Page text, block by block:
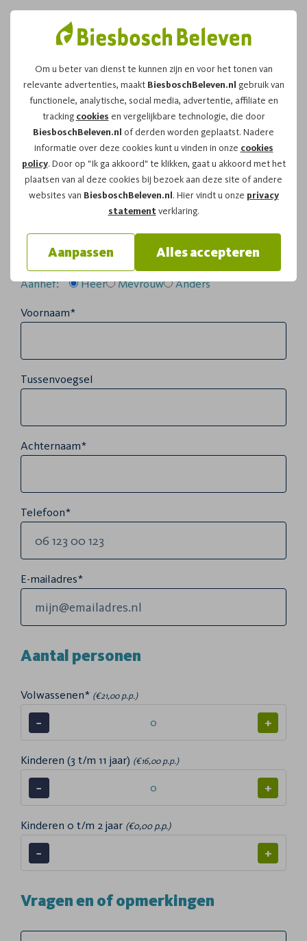
Om u beter van dienst te kunnen zijn en voor het tonen van
relevante advertenties, maakt BiesboschBeleven.nl gebruik van
functionele, analytische, social media, advertentie, affiliate en
tracking cookies en vergelijkbare technologie, die door
BiesboschBeleven.nl of derden worden geplaatst. Nadere
informatie over deze cookies kunt u vinden in onze cookies
policy. Door op "Ik ga akkoord" te klikken, gaat u akkoord met het
plaatsen van al deze cookies bij bezoek aan deze site of andere
websites van BiesboschBeleven.nl. Hier vindt u onze privacy
statementverklaring.
Aanpassen Alles accepteren
Leuk dat u kiest voor dit
arrangement!
Om te reserveren voor de Zwerftochtvaartocht op
zaterdag 18-07-2026om 14:45vragen wij u
onderstaand formulier in te vullen.
Uw gegevens:
Aanhef: Heer Mevrouw Anders
Voornaam*
Tussenvoegsel
Achternaam*
Telefoon*
E-mailadres*
Aantal personen
Volwassenen* (€21,00 p.p.)
− +
Kinderen (3 t/m 11 jaar) (€16,00 p.p.)
− +
Kinderen 0 t/m 2 jaar (€0,00 p.p.)
− +
Vragen en of opmerkingen